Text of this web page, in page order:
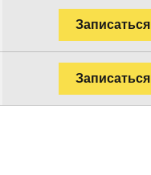
Записаться
Записаться